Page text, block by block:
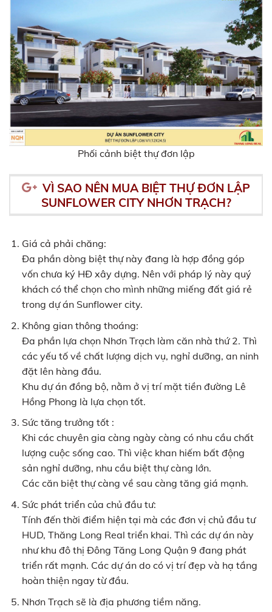
Phối cảnh biệt thự đơn lập
VÌ SAO NÊN MUA BIỆT THỰ ĐƠN LẬP
SUNFLOWER CITY NHƠN TRẠCH?
Giá cả phải chăng:
Đa phần dòng biệt thự này đang là hợp đồng góp
vốn chưa ký HĐ xây dựng. Nên với pháp lý này quý
khách có thể chọn cho mình những miếng đất giá rẻ
trong dự án Sunflower city.
Không gian thông thoáng:
Đa phần lựa chọn Nhơn Trạch làm căn nhà thứ 2. Thì
các yếu tố về chất lượng dịch vụ, nghỉ dưỡng, an ninh
đặt lên hàng đầu.
Khu dự án đồng bộ, nằm ở vị trí mặt tiền đường Lê
Hồng Phong là lựa chọn tốt.
Sức tăng trưởng tốt :
Khi các chuyên gia càng ngày càng có nhu cầu chất
lượng cuộc sống cao. Thì việc khan hiếm bất động
sản nghỉ dưỡng, nhu cầu biệt thự càng lớn.
Các căn biệt thự càng về sau càng tăng giá mạnh.
Sức phát triển của chủ đầu tư:
Tính đến thời điểm hiện tại mà các đơn vị chủ đầu tư
HUD, Thăng Long Real triển khai. Thì các dự án này
như khu đô thị Đông Tăng Long Quận 9 đang phát
triển rất mạnh. Các dự án do có vị trí đẹp và hạ tầng
hoàn thiện ngay từ đầu.
Nhơn Trạch sẽ là địa phương tiềm năng.